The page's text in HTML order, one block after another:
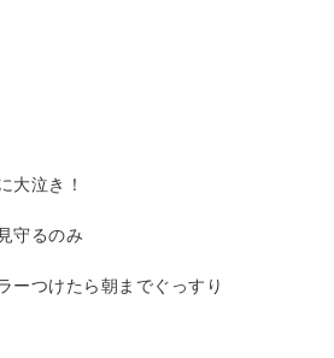
大泣き！
守るのみ
つけたら朝までぐっすり